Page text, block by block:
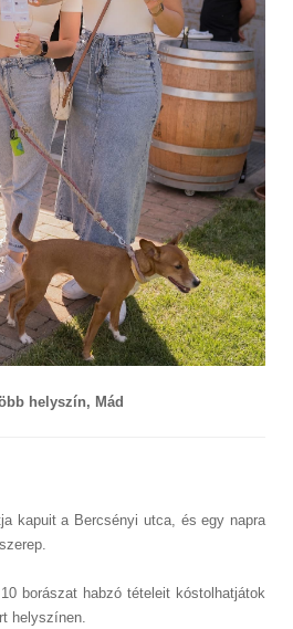
helyszín, Mád
kapuit a Bercsényi utca, és egy napra
borászat habzó tételeit kóstolhatjátok
helyszínen.